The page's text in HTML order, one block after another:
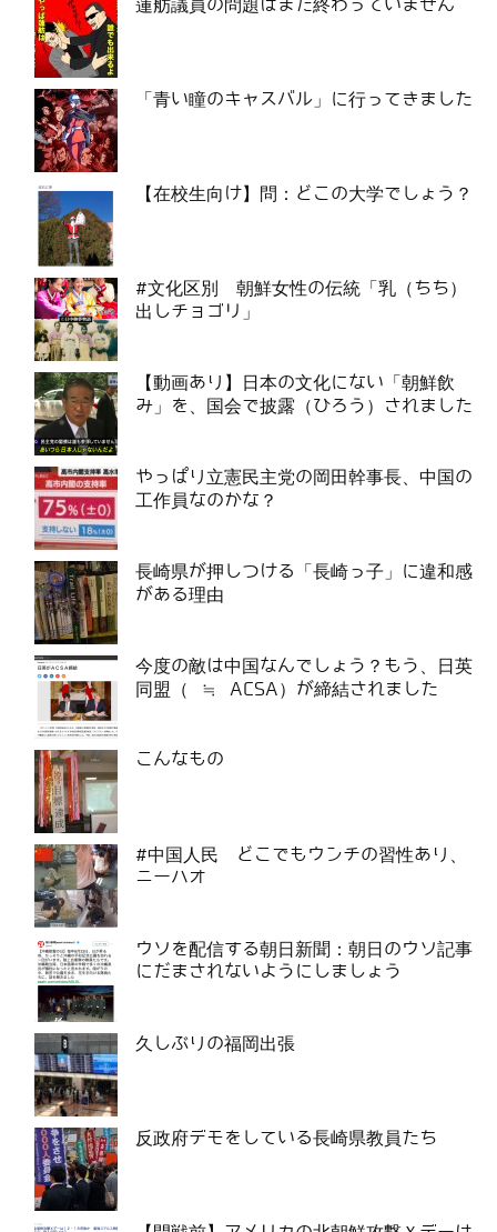
蓮舫議員の問題はまだ終わっていません
「青い瞳のキャスバル」に行ってきました
【在校生向け】問：どこの大学でしょう？
#文化区別 朝鮮女性の伝統「乳（ちち）
出しチョゴリ」
【動画あり】日本の文化にない「朝鮮飲
み」を、国会で披露（ひろう）されました
やっぱり立憲民主党の岡田幹事長、中国の
工作員なのかな？
長崎県が押しつける「長崎っ子」に違和感
がある理由
今度の敵は中国なんでしょう？もう、日英
同盟（ ≒ ACSA）が締結されました
こんなもの
#中国人民 どこでもウンチの習性あり、
ニーハオ
ウソを配信する朝日新聞：朝日のウソ記事
にだまされないようにしましょう
久しぶりの福岡出張
反政府デモをしている長崎県教員たち